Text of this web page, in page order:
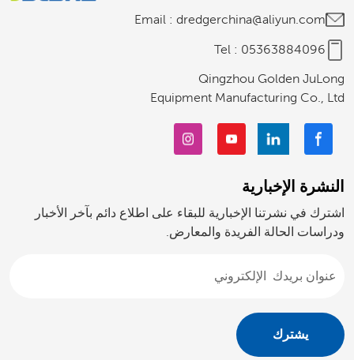
Email : dredgerchina@aliyun.com
Tel : 05363884096
Qingzhou Golden JuLong
Equipment Manufacturing Co., Ltd
النشرة الإخبارية
اشترك في نشرتنا الإخبارية للبقاء على اطلاع دائم بآخر الأخبار
ودراسات الحالة الفريدة والمعارض.